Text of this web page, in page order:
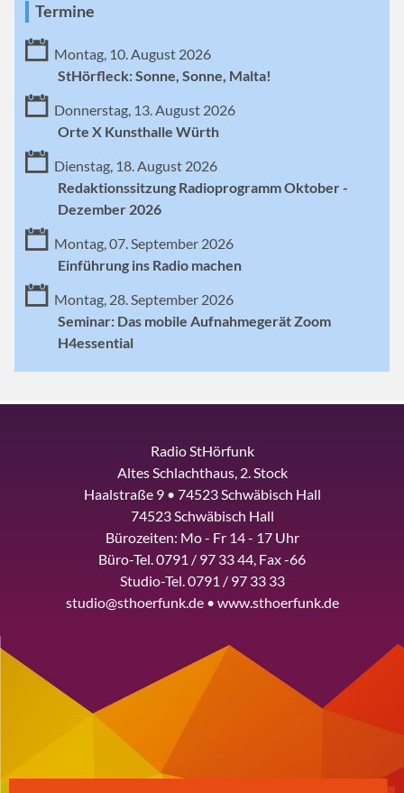
Termine
Montag, 10. August 2026
StHörfleck: Sonne, Sonne, Malta!
Donnerstag, 13. August 2026
Orte X Kunsthalle Würth
Dienstag, 18. August 2026
Redaktionssitzung Radioprogramm Oktober -
Dezember 2026
Montag, 07. September 2026
Einführung ins Radio machen
Montag, 28. September 2026
Seminar: Das mobile Aufnahmegerät Zoom
H4essential
Radio StHörfunk
Altes Schlachthaus, 2. Stock
Haalstraße 9 • 74523 Schwäbisch Hall
74523 Schwäbisch Hall
Bürozeiten: Mo - Fr 14 - 17 Uhr
Büro-Tel. 0791 / 97 33 44, Fax -66
Studio-Tel. 0791 / 97 33 33
studio@sthoerfunk.de • www.sthoerfunk.de